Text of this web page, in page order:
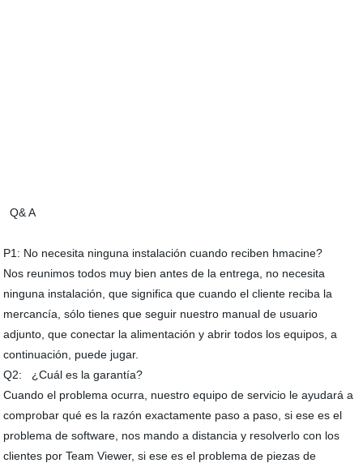
Q& A
P1: No necesita ninguna instalación cuando reciben hmacine?
Nos reunimos todos muy bien antes de la entrega, no necesita
ninguna instalación, que significa que cuando el cliente reciba la
mercancía, sólo tienes que seguir nuestro manual de usuario
adjunto, que conectar la alimentación y abrir todos los equipos, a
continuación, puede jugar.
Q2: ¿Cuál es la garantía?
Cuando el problema ocurra, nuestro equipo de servicio le ayudará a
comprobar qué es la razón exactamente paso a paso, si ese es el
problema de software, nos mando a distancia y resolverlo con los
clientes por Team Viewer, si ese es el problema de piezas de